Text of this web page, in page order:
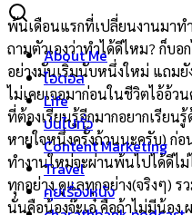
About Me
ไอดอล
Life
บ่นไปทั่ว
Content Marketing
Travel
คุยเรื่องหนัง
พ้นเดือนแรกที่เปลี่ยนงานมาท
ถามตัวเองว่าทำได้ดีไหม? ก็บอ
อย่างมันเริ่มนับหนึ่งใหม่ แถม
ไม่เคยเจอมาก่อนในชีวิตไอ้อ้
ที่ต้องเรียนรู้อีกมากอยากเรีย
หายใจหนึ่งครั้งถ้วนนะครับ) ก่
ทำงานใหม่จะผ่านพ้นไปได้ดีไ
ทุกอย่าง ดูแลทุกอย่าง(จริงๆ) ร
นั่นคือน้องจ๊ะเอ๋ คือถ้าไม่มีน้อ